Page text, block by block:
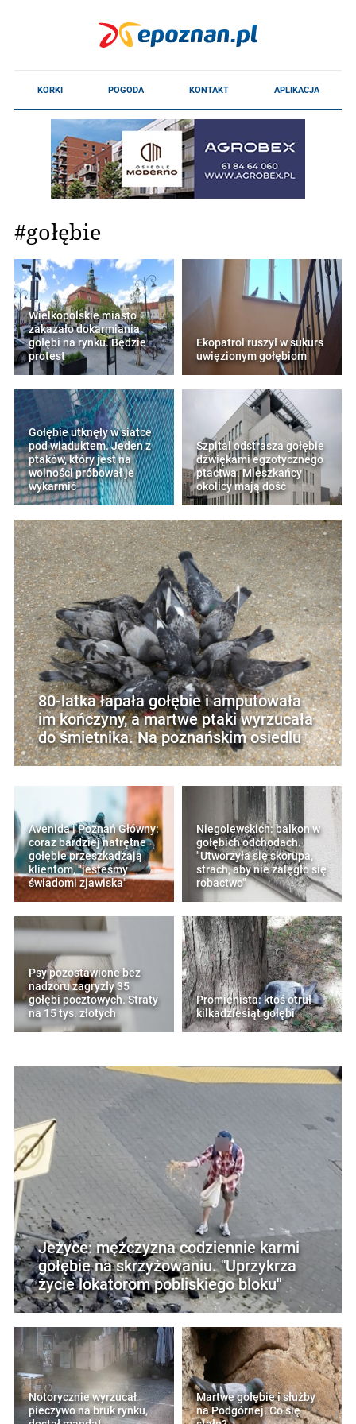
#gołębie
Wielkopolskie miasto
zakazało dokarmiania
gołębi na rynku. Będzie
protest
Ekopatrol ruszył w sukurs
uwięzionym gołębiom
Gołębie utknęły w siatce
pod wiaduktem. Jeden z
ptaków, który jest na
wolności próbował je
wykarmić
Szpital odstrasza gołębie
dźwiękami egzotycznego
ptactwa. Mieszkańcy
okolicy mają dość
80-latka łapała gołębie i amputowała
im kończyny, a martwe ptaki wyrzucała
do śmietnika. Na poznańskim osiedlu
Avenida i Poznań Główny:
coraz bardziej natrętne
gołębie przeszkadzają
klientom, "jesteśmy
świadomi zjawiska"
Niegolewskich: balkon w
gołębich odchodach.
"Utworzyła się skorupa,
strach, aby nie zalęgło się
robactwo"
Psy pozostawione bez
nadzoru zagryzły 35
gołębi pocztowych. Straty
na 15 tys. złotych
Promienista: ktoś otruł
kilkadziesiąt gołębi
Jeżyce: mężczyzna codziennie karmi
gołębie na skrzyżowaniu. "Uprzykrza
życie lokatorom pobliskiego bloku"
Notorycznie wyrzucał
pieczywo na bruk rynku,
Martwe gołębie i służby
na Podgórnej. Co się